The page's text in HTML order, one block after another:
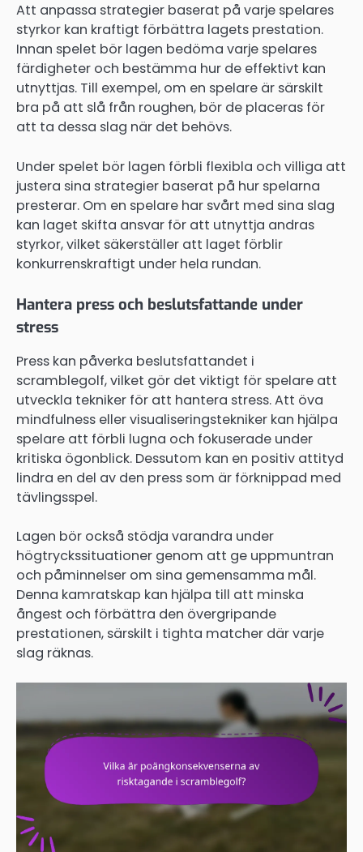
Att anpassa strategier baserat på varje spelares
styrkor kan kraftigt förbättra lagets prestation.
Innan spelet bör lagen bedöma varje spelares
färdigheter och bestämma hur de effektivt kan
utnyttjas. Till exempel, om en spelare är särskilt
bra på att slå från roughen, bör de placeras för
att ta dessa slag när det behövs.
Under spelet bör lagen förbli flexibla och villiga att
justera sina strategier baserat på hur spelarna
presterar. Om en spelare har svårt med sina slag
kan laget skifta ansvar för att utnyttja andras
styrkor, vilket säkerställer att laget förblir
konkurrenskraftigt under hela rundan.
Hantera press och beslutsfattande under
stress
Press kan påverka beslutsfattandet i
scramblegolf, vilket gör det viktigt för spelare att
utveckla tekniker för att hantera stress. Att öva
mindfulness eller visualiseringstekniker kan hjälpa
spelare att förbli lugna och fokuserade under
kritiska ögonblick. Dessutom kan en positiv attityd
lindra en del av den press som är förknippad med
tävlingsspel.
Lagen bör också stödja varandra under
högtryckssituationer genom att ge uppmuntran
och påminnelser om sina gemensamma mål.
Denna kamratskap kan hjälpa till att minska
ångest och förbättra den övergripande
prestationen, särskilt i tighta matcher där varje
slag räknas.